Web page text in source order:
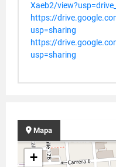
Xaeb2/
https://
usp=sharing
https://
usp=sharing
Mapa
+